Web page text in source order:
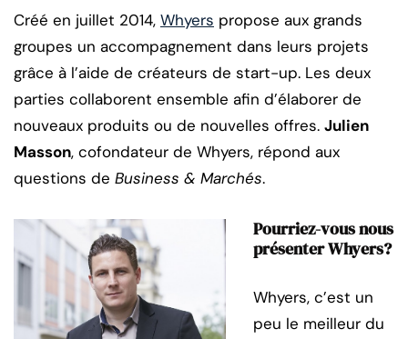
Créé en juillet 2014, Whyers propose aux grands
groupes un accompagnement dans leurs projets
grâce à l’aide de créateurs de start-up. Les deux
parties collaborent ensemble afin d’élaborer de
nouveaux produits ou de nouvelles offres. Julien
Masson, cofondateur de Whyers, répond aux
questions de Business & Marchés.
Pourriez-vous nous
présenter Whyers?
Whyers, c’est un
peu le meilleur du